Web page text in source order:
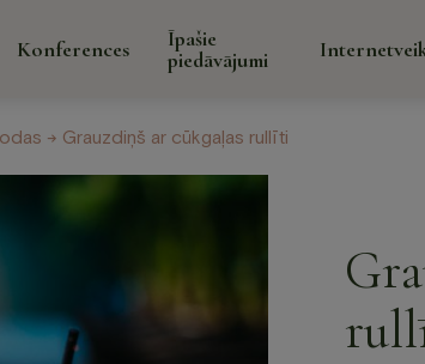
Konferences
Īpašie
piedāvājumi
Galerija Par mums Kontakti
→ Grauzdiņš ar cūkgaļas rullīti